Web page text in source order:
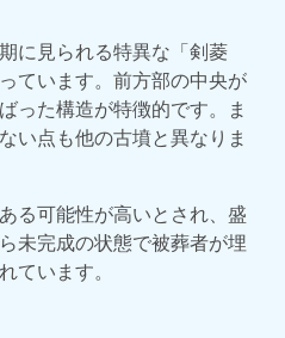
に見られる特異な「剣菱
ています。前方部の中央が
った構造が特徴的です。ま
い点も他の古墳と異なりま
る可能性が高いとされ、盛
未完成の状態で被葬者が埋
ています。